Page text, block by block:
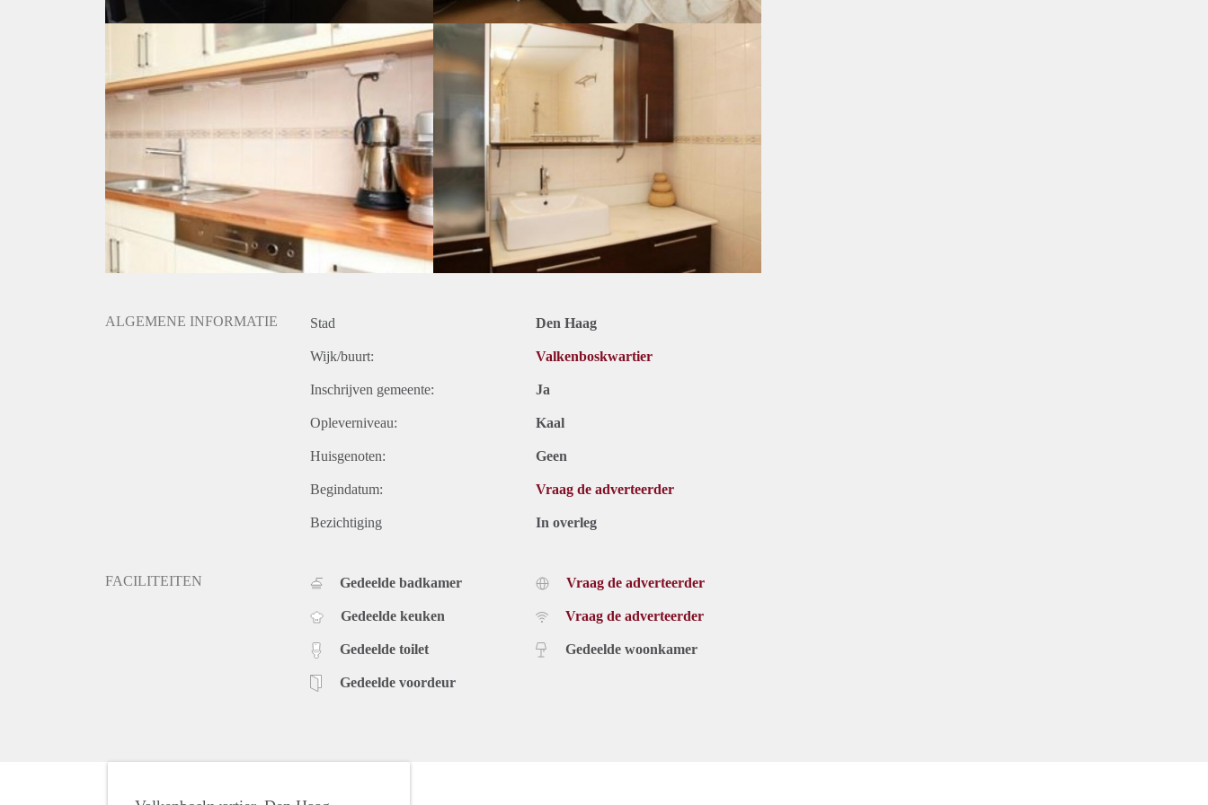
ALGEMENE INFORMATIE Stad Den Haag
Wijk/buurt: Valkenboskwartier
Inschrijven gemeente: Ja
Opleverniveau: Kaal
Huisgenoten: Geen
Begindatum: Vraag de adverteerder
Bezichtiging In overleg
FACILITEITEN Gedeelde badkamer
Gedeelde keuken
Gedeelde toilet
Gedeelde voordeur
Vraag de adverteerder
Vraag de adverteerder
Gedeelde woonkamer